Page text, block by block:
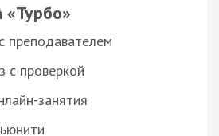
преподавателем
с проверкой
занятия